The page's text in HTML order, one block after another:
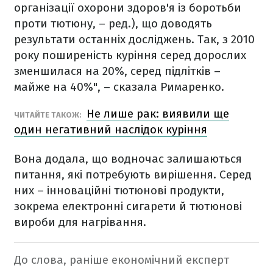
організації охорони здоров'я із боротьби
проти тютюну, – ред.), що доводять
результати останніх досліджень. Так, з 2010
року поширеність куріння серед дорослих
зменшилася на 20%, серед підлітків –
майже на 40%", – сказала Римаренко.
ЧИТАЙТЕ ТАКОЖ:
Не лише рак: виявили ще
один негативний наслідок куріння
Вона додала, що водночас залишаються
питання, які потребують вирішення. Серед
них – інноваційні тютюнові продукти,
зокрема електронні сигарети й тютюнові
вироби для нагрівання.
До слова, раніше економічний експерт